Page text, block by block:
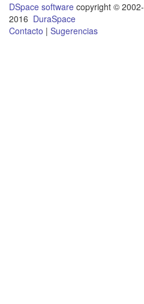
DSpace software copyright © 2002-
2016 DuraSpace
Contacto | Sugerencias